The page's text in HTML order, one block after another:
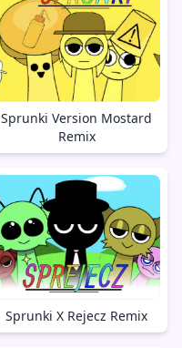
Sprunki Version Mostard
Remix
Sprunki X Rejecz Remix